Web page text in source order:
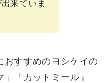
来ていま
おすすめのヨシケイの
「カットミール」